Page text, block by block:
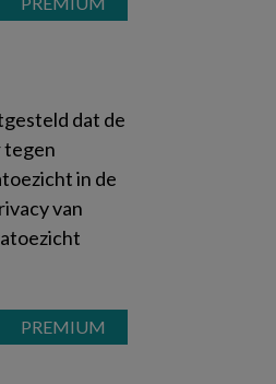
dat de
tegen
in de
van